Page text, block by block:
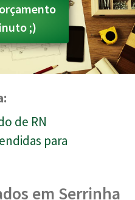
;)
de RN
para
em Serrinha